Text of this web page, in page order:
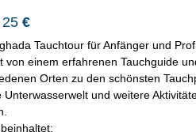
25 €
Tauchtour für Anfänger und
von einem erfahrenen Tauchguide
Orten zu den schönsten
und weitere